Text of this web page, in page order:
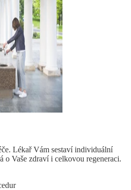
Lékař Vám sestaví individuální
o Vaše zdraví i celkovou regeneraci.